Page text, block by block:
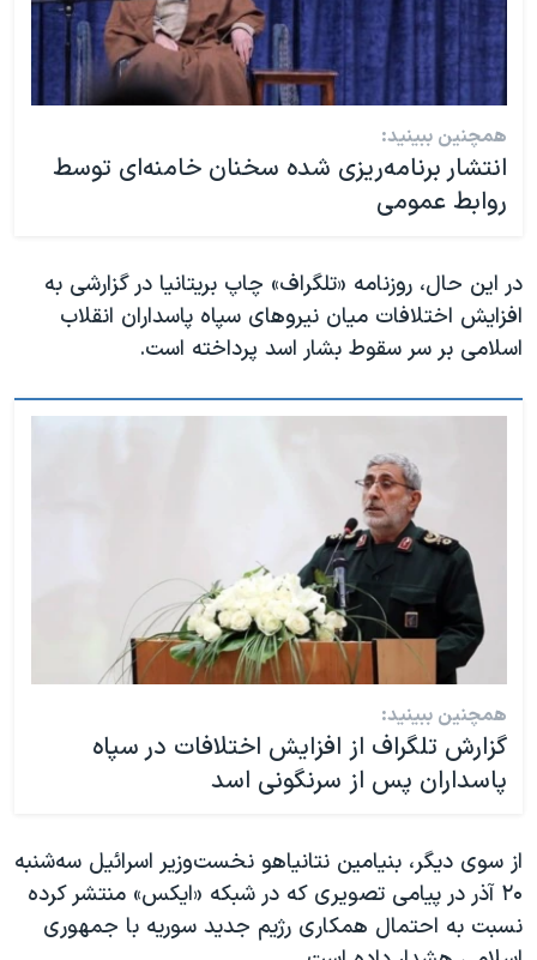
همچنین ببینید:
انتشار برنامه‌ریزی شده سخنان خامنه‌ای توسط
روابط عمومی
در این حال، روزنامه «تلگراف» چاپ بریتانیا در گزارشی به
افزایش اختلافات میان نیروهای سپاه پاسداران انقلاب
اسلامی بر سر سقوط بشار اسد پرداخته است.
همچنین ببینید:
گزارش تلگراف از افزایش اختلافات در سپاه
پاسداران پس از سرنگونی اسد
از سوی دیگر، بنیامین نتانیاهو نخست‌وزیر اسرائیل سه‌شنبه
۲۰ آذر در پیامی تصویری که در شبکه «ایکس» منتشر کرده
نسبت به احتمال همکاری رژیم جدید سوریه با جمهوری